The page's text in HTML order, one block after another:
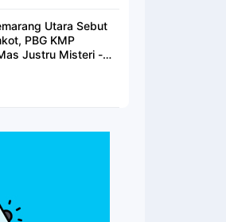
Utara Sebut
PBG KMP
Justru Misteri -
Kepastian